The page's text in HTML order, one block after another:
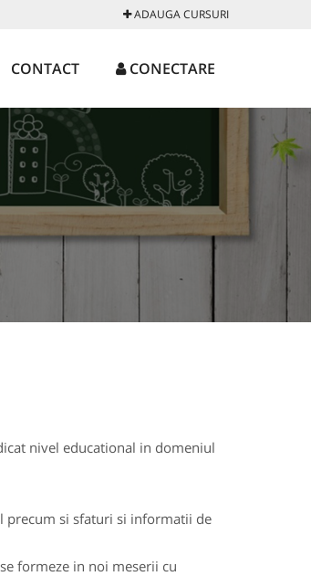
ADAUGA CURSURI
CONTACT CONECTARE
nivel educational in domeniul
precum si sfaturi si informatii de
formeze in noi meserii cu